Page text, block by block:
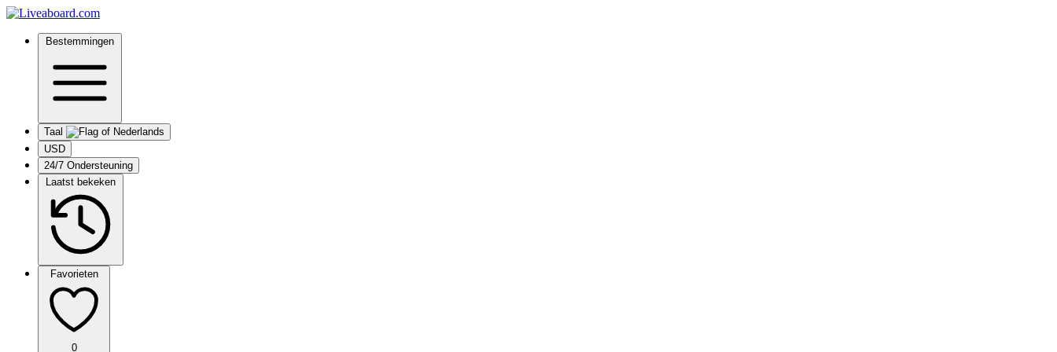
Bestemmingen
Taal
USD
24/7 Ondersteuning
Laatst bekeken
Favorieten
0